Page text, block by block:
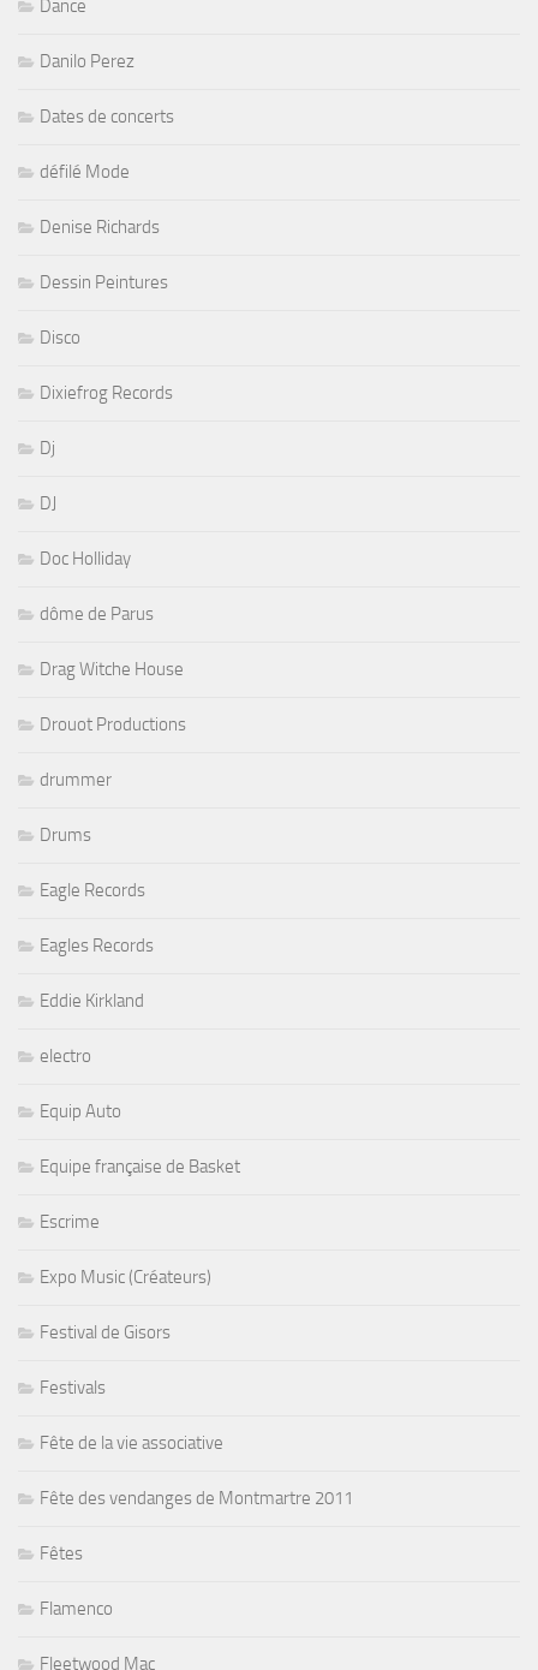
Dance
Danilo Perez
Dates de concerts
défilé Mode
Denise Richards
Dessin Peintures
Disco
Dixiefrog Records
Dj
DJ
Doc Holliday
dôme de Parus
Drag Witche House
Drouot Productions
drummer
Drums
Eagle Records
Eagles Records
Eddie Kirkland
electro
Equip Auto
Equipe française de Basket
Escrime
Expo Music (Créateurs)
Festival de Gisors
Festivals
Fête de la vie associative
Fête des vendanges de Montmartre 2011
Fêtes
Flamenco
Fleetwood Mac